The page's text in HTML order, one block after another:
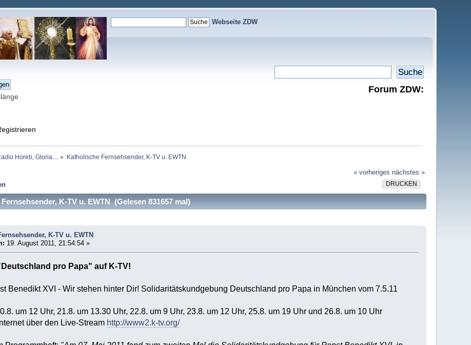
Webseite ZDW
Forum ZDW:
Horeb, Gloria....» Katholische Fernsehsender, K-TV u. EWTN
« vorheriges nächstes »
DRUCKEN
K-TV u. EWTN (Gelesen 831657 mal)
K-TV u. EWTN
19. August 2011, 21:54:54 »
pro Papa" auf K-TV!
Benedikt XVI - Wir stehen hinter Dir! Solidaritätskundgebung Deutschland pro Papa in München vom 7.5.11
um 12 Uhr, 21.8. um 13.30 Uhr, 22.8. um 9 Uhr, 23.8. um 12 Uhr, 25.8. um 19 Uhr und 26.8. um 10 Uhr
über den Live-Stream http://www2.k-tv.org/